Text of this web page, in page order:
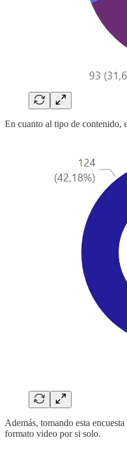
En cuanto al tipo de contenido,
Además, tomando esta
formato video por si solo.